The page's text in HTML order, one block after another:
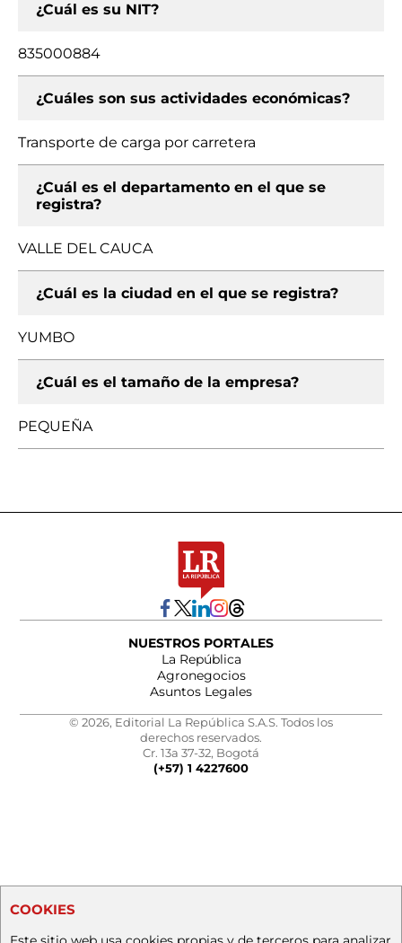
¿Cuál es su NIT?
835000884
¿Cuáles son sus actividades económicas?
Transporte de carga por carretera
¿Cuál es el departamento en el que se
registra?
VALLE DEL CAUCA
¿Cuál es la ciudad en el que se registra?
YUMBO
¿Cuál es el tamaño de la empresa?
PEQUEÑA
NUESTROS PORTALES
La República
Agronegocios
Asuntos Legales
© 2026, Editorial La República S.A.S. Todos los
derechos reservados.
Cr. 13a 37-32, Bogotá
(+57) 1 4227600
COOKIES